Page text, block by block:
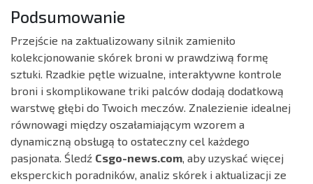
Podsumowanie
Przejście na zaktualizowany silnik zamieniło
kolekcjonowanie skórek broni w prawdziwą formę
sztuki. Rzadkie pętle wizualne, interaktywne kontrole
broni i skomplikowane triki palców dodają dodatkową
warstwę głębi do Twoich meczów. Znalezienie idealnej
równowagi między oszałamiającym wzorem a
dynamiczną obsługą to ostateczny cel każdego
pasjonata. Śledź Csgo-news.com, aby uzyskać więcej
eksperckich poradników, analiz skórek i aktualizacji ze